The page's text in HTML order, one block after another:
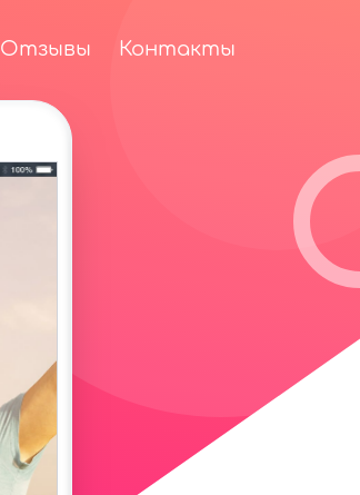
Отзывы Контакты